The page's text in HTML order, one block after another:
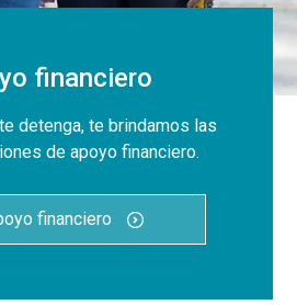
financiero
detenga, te brindamos las
de apoyo financiero.
financiero